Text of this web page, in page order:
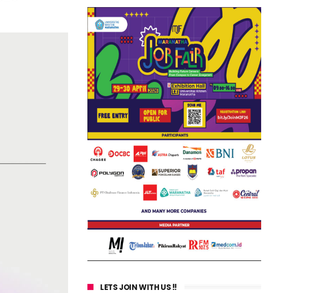
LETS JOIN WITH US !!